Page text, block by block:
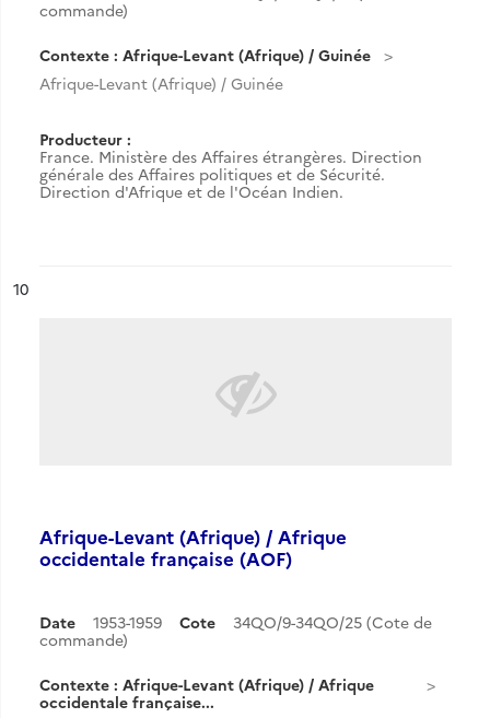
commande)
Contexte : Afrique-Levant (Afrique) / Guinée
Afrique-Levant (Afrique) / Guinée
Producteur :
France. Ministère des Affaires étrangères. Direction
générale des Affaires politiques et de Sécurité.
Direction d'Afrique et de l'Océan Indien.
n°
10
Afrique-Levant (Afrique) / Afrique
occidentale française (AOF)
Date 1953-1959 Cote
34QO/9-34QO/25 (Cote de
commande)
Contexte : Afrique-Levant (Afrique) / Afrique
occidentale française...